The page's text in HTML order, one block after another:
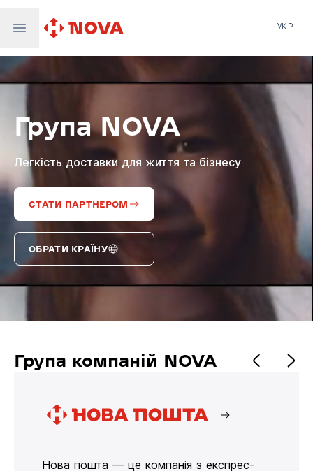
Nova Global
Nova Digital
Supernova Airlines
УКР
Група NOVA
Легкість доставки для життя та бізнесу
СТАТИ ПАРТНЕРОМ
ОБРАТИ КРАЇНУ
Група компаній NOVA
Нова пошта — це компанія з експрес-